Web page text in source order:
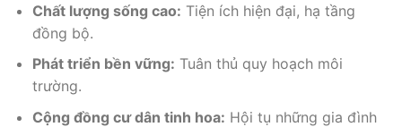
Chất lượng sống cao: Tiện ích hiện đại, hạ tầng
đồng bộ.
Phát triển bền vững: Tuân thủ quy hoạch môi
trường.
Cộng đồng cư dân tinh hoa: Hội tụ những gia đình